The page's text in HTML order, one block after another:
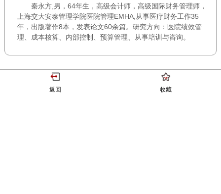
秦永方,男，64年生，高级会计师，高级国际财务管理师，
上海交大安泰管理学院医院管理EMHA,从事医疗财务工作35
年，出版著作8本，发表论文60余篇。研究方向：医院绩效管
理、成本核算、内部控制、预算管理、从事培训与咨询。
返回 收藏